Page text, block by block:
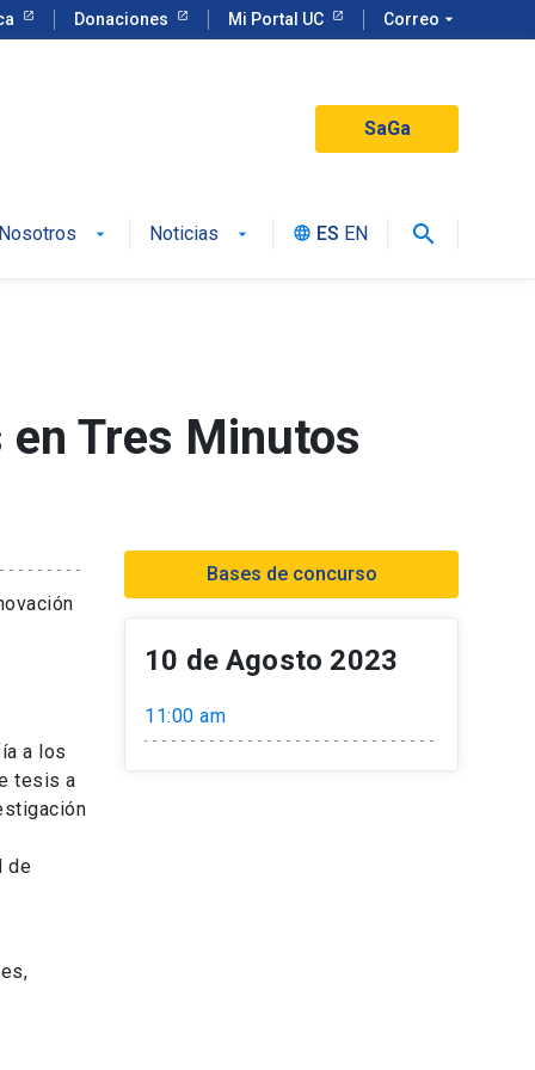
Donaciones Mi Portal UC Correo arrow_drop_down
SaGa
Nosotros Noticias language ES EN search
Tres Minutos
a los
tesis a
de
Bases de concurso
10 de Agosto 2023
11:00 am